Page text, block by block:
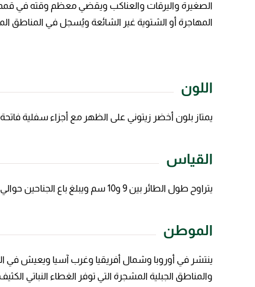
الصغيرة واليرقات والعناكب ويقضي معظم وقته في
المهاجرة أو الشتوية غير الشائعة ويُسجل في المناطق
اللون
يمتاز بلون أخضر زيتوني على الظهر مع أجزاء سفلية
القياس
يتراوح طول الطائر بين 9 و10 سم ويبلغ باع الجناحين حوالي 13 إلى 16 سم بينما يتراوح وزنه بين 5 و7 غرام
الموطن
ينتشر في أوروبا وشمال أفريقيا وغرب آسيا ويعيش في
والمناطق الجبلية المشجرة التي توفر الغطاء النباتي